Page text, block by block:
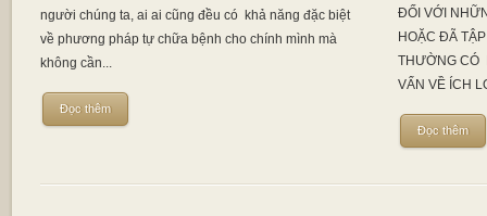
người chúng ta, ai ai cũng đều có khả năng đặc biệt
về phương pháp tự chữa bệnh cho chính mình mà
không cần...
Đọc thêm
ĐỐI VỚI
HOẶC ĐÃ
THƯỜNG CÓ
VẤN VỀ ÍCH
Đọc thêm